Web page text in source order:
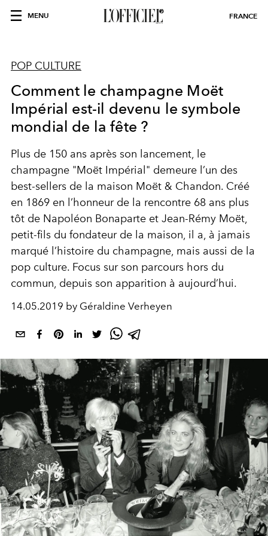
MENU FRANCE
POP CULTURE
Comment le champagne Moët
Impérial est-il devenu le symbole
mondial de la fête ?
Plus de 150 ans après son lancement, le
champagne "Moët Impérial" demeure l’un des
best-sellers de la maison Moët & Chandon. Créé
en 1869 en l’honneur de la rencontre 68 ans plus
tôt de Napoléon Bonaparte et Jean-Rémy Moët,
petit-fils du fondateur de la maison, il a, à jamais
marqué l’histoire du champagne, mais aussi de la
pop culture. Focus sur son parcours hors du
commun, depuis son apparition à aujourd’hui.
14.05.2019 by Géraldine Verheyen